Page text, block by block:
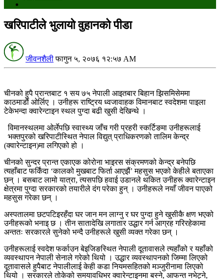
खरिपाटीले भुलायो वुहानको पीडा
जीवनशैली फागुन ५, २०७६ १२:५७ AM
चीनको हुपै प्रान्तबाट १ सय ७५ नेपाली आइतबार बिहान झिसमिसेममा
काठमाडौं ओर्लिए । उनीहरू राष्ट्रिय ध्वजावाहक विमानबाट स्वदेशमा पाइला
टेकेभन्दा क्वारेन्टाइन स्थल पुग्दा बढी खुसी देखिन्थे ।
विमानस्थलमा ओर्लेपछि स्वास्थ्य जाँच गरी प्रहरी स्कर्टिङमा उनीहरूलाई
भक्तपुरको खरिपाटीस्थित नेपाल विद्युत् प्राधिकरणको तालिम केन्द्र
(क्वारेन्टाइन)मा लगिएको हो ।
चीनको सुन्दर प्रान्त एकाएक कोरोना भाइरस संक्रमणको केन्द्र बनेपछि
त्यहाँबाट फर्किंदा ‘कालको मुखबाट फिर्ता आएझैं’ महसुस भएको केहीले बताएका
छन् । बसबाट लामो यात्रा, त्यसपछि हवाई उडानले थकित उनीहरू क्वारेन्टाइन
क्षेत्रमा पुग्दा सरकारको तयारीले दंग परेका हुन् । उनीहरूले नयाँ जीवन पाएको
महसुस गरेका छन् ।
अस्पतालमा छटपटिइरहँदा घर जान मन लाग्नु र घर पुग्दा हुने खुसीकै क्षण भएको
उनीहरूको भनाइ छ । तीन सातादेखि लगातार उद्धार गर्न आग्रह गरिरहेकामा
अन्ततः सरकारले सुनेको भन्दै उनीहरूले खुसी व्यक्त गरेका छन् ।
उनीहरूलाई स्वदेश फर्काउन बेइजिङस्थित नेपाली दूतावासले त्यहाँको र यहाँको
व्यवस्थापन नेपाली सेनाले गरेको थियो । उद्धार व्यवस्थापनको जिम्मा लिएको
दूतावासले हुपैबाट नेपालीलाई केही कडा नियमसहितको मञ्जुरीनामा लिएको
थियो । सरकारले तोकेको समयावधिभर क्वारेन्टाइनमा बस्ने, आफन्त नभेट्ने,